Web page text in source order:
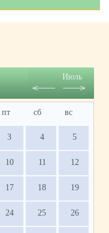
Июль
пт сб вс
3 4 5
10 11 12
17 18 19
24 25 26